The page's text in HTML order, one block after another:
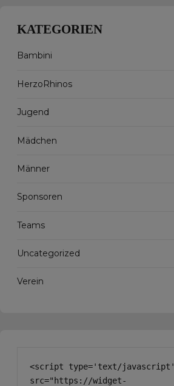
KATEGORIEN
Bambini
HerzoRhinos
Jugend
Mädchen
Männer
Sponsoren
Teams
Uncategorized
Verein
<script type='text/javascript'
src="https://widget-